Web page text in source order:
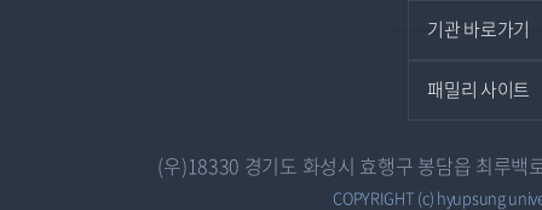
기관 바로가기
패밀리 사이트
(우)18330 경기도 화성시 효행구 봉담읍 최루
COPYRIGHT (c) hyupsung